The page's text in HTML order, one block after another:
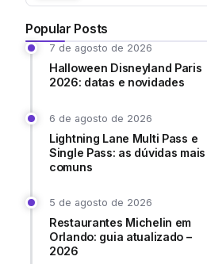
Popular Posts
7 de agosto de 2026
Halloween Disneyland Paris
2026: datas e novidades
6 de agosto de 2026
Lightning Lane Multi Pass e
Single Pass: as dúvidas mais
comuns
5 de agosto de 2026
Restaurantes Michelin em
Orlando: guia atualizado –
2026